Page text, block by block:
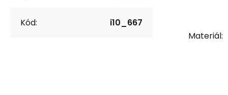
Kód: i10_667
Materiál: